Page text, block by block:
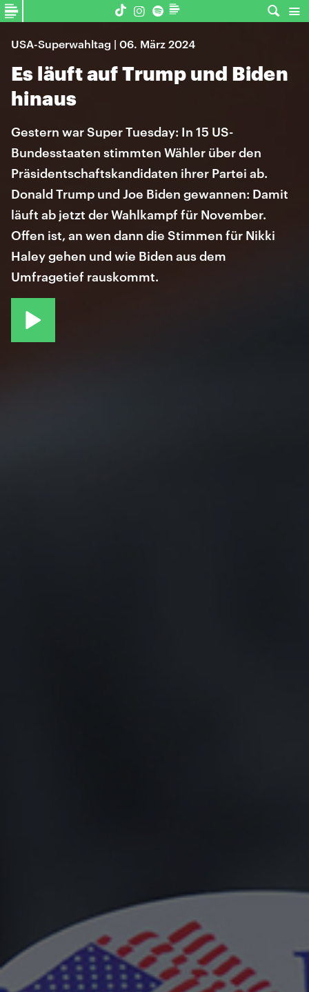
USA-Superwahltag | 06. März 2024
Es läuft auf Trump und Biden
hinaus
Gestern war Super Tuesday: In 15 US-
Bundesstaaten stimmten Wähler über den
Präsidentschaftskandidaten ihrer Partei ab.
Donald Trump und Joe Biden gewannen: Damit
läuft ab jetzt der Wahlkampf für November.
Offen ist, an wen dann die Stimmen für Nikki
Haley gehen und wie Biden aus dem
Umfragetief rauskommt.